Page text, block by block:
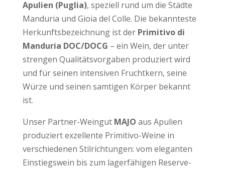
Apulien (Puglia), speziell rund um die Städte
Manduria und Gioia del Colle. Die bekannteste
Herkunftsbezeichnung ist der Primitivo di
Manduria DOC/DOCG – ein Wein, der unter
strengen Qualitätsvorgaben produziert wird
und für seinen intensiven Fruchtkern, seine
Würze und seinen samtigen Körper bekannt
ist.
Unser Partner-Weingut MAJO aus Apulien
produziert exzellente Primitivo-Weine in
verschiedenen Stilrichtungen: vom eleganten
Einstiegswein bis zum lagerfähigen Reserve-